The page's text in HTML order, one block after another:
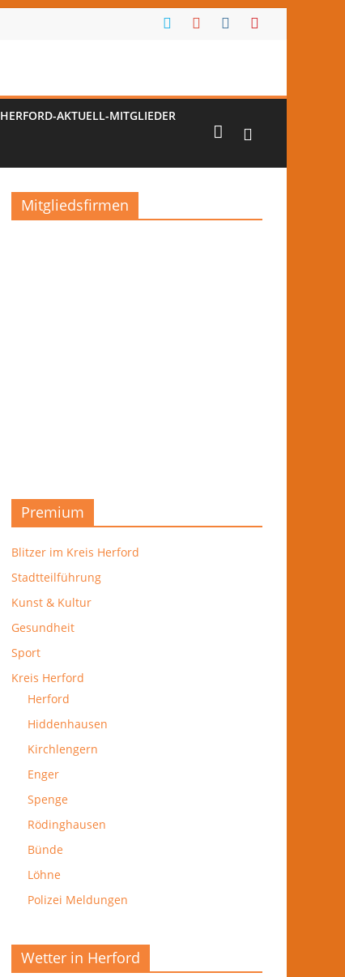
HERFORD-AKTUELL-MITGLIEDER
Mitgliedsfirmen
Premium
Blitzer im Kreis Herford
Stadtteilführung
Kunst & Kultur
Gesundheit
Sport
Kreis Herford
Herford
Hiddenhausen
Kirchlengern
Enger
Spenge
Rödinghausen
Bünde
Löhne
Polizei Meldungen
Wetter in Herford